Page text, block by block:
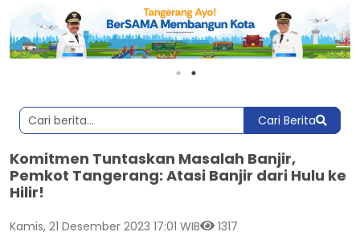
Cari Berita
Komitmen Tuntaskan Masalah Banjir,
Pemkot Tangerang: Atasi Banjir dari Hulu ke
Hilir!
Kamis, 21 Desember 2023 17:01 WIB 1317